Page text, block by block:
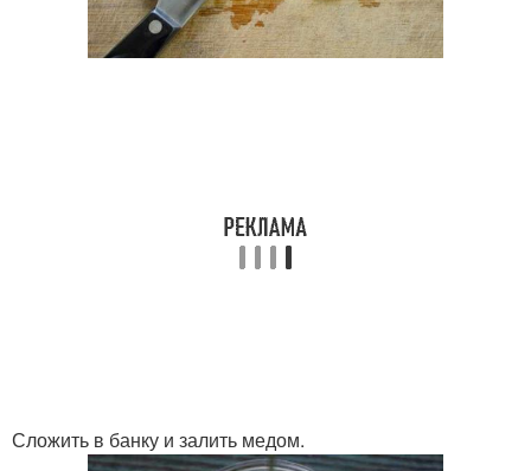
Сложить в банку и залить медом.